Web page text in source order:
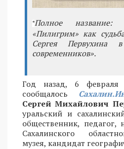
*Полное название:
«Пилигрим» как
Сергея Первухина
современников».
Год назад, 6 февраля
сообщалось
Сергей Михайлович
уральский и
общественник, педагог,
Сахалинского
музея, кандидат